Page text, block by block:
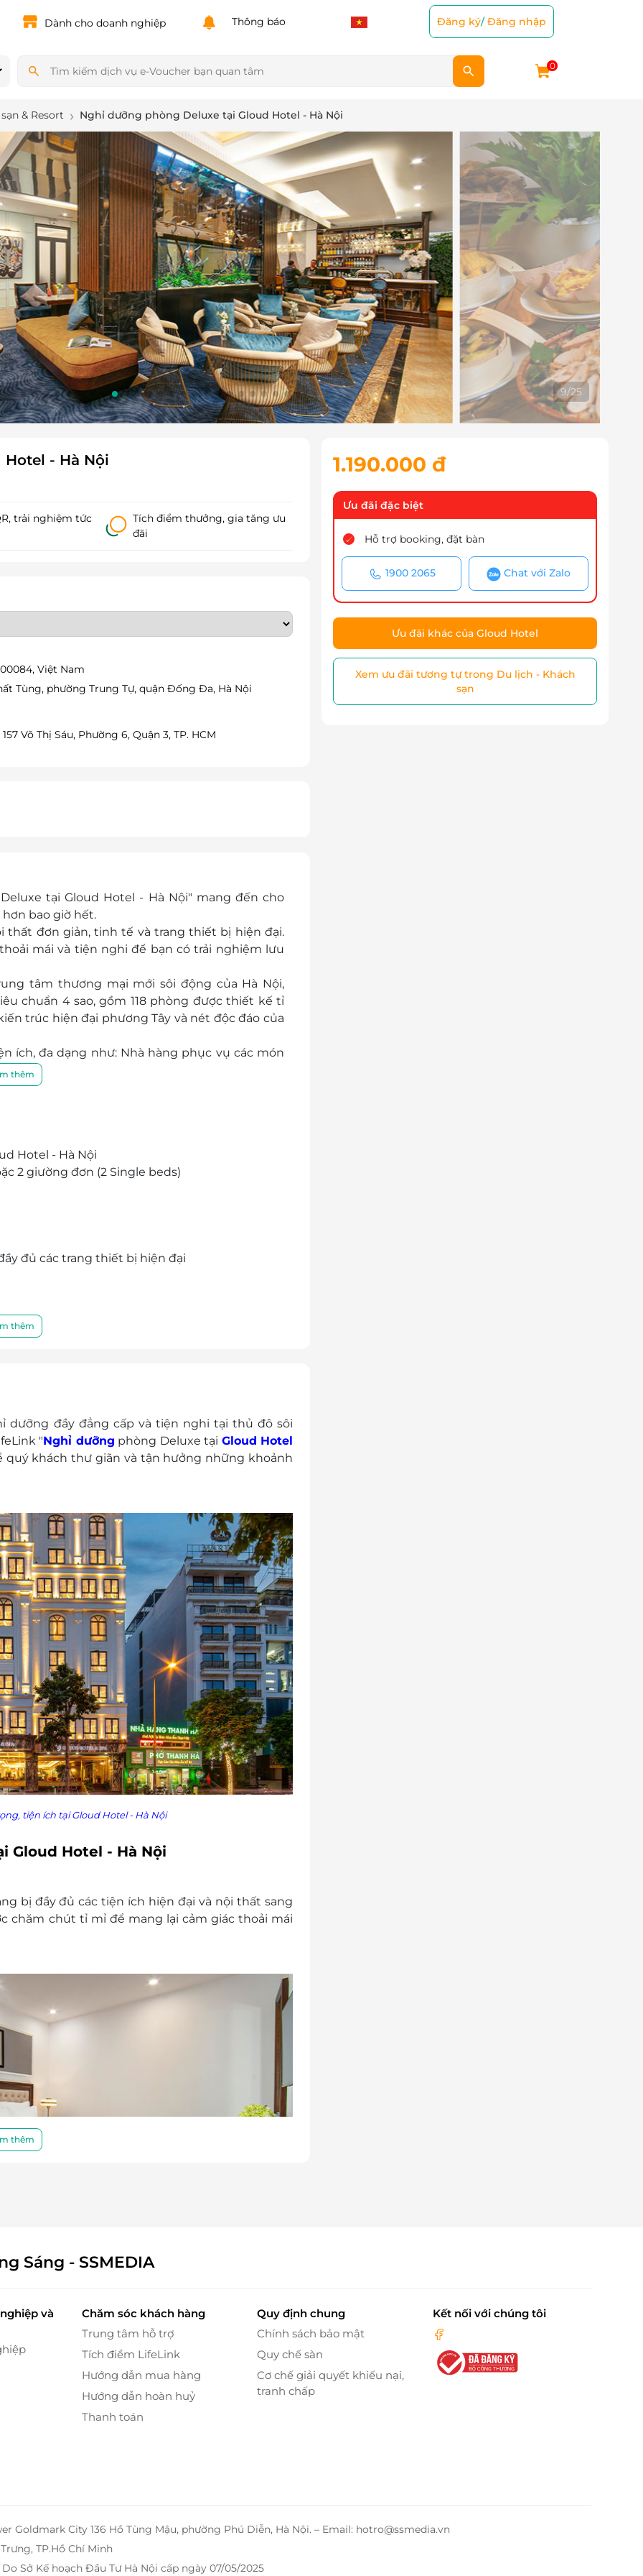
Dành cho doanh nghiệp Thông báo Đăng ký/Đăng nhập
0
& Resort Nghỉ dưỡng phòng Deluxe tại Gloud Hotel - Hà Nội
9/25
- Hà Nội
trải nghiệm tức
Tích điểm thưởng, gia tăng ưu
đãi
Việt Nam
Tùng, phường Trung Tự, quận Đống Đa, Hà Nội
Võ Thị Sáu, Phường 6, Quận 3, TP. HCM
tại Gloud Hotel - Hà Nội" mang đến cho
bao giờ hết.
thất đơn giản, tinh tế và trang thiết bị hiện đại.
mái và tiện nghi để bạn có trải nghiệm lưu
tâm thương mại mới sôi động của Hà Nội,
chuẩn 4 sao, gồm 118 phòng được thiết kế tỉ
trúc hiện đại phương Tây và nét độc đáo của
ích, đa dạng như: Nhà hàng phục vụ các món
tế, quầy bar với các loại đồ uống đặc biệt và
trọng, Gloud Hotel hứa hẹn mang lại cho du
đô Hà Nội.
thêm
Hotel - Hà Nội
2 giường đơn (2 Single beds)
đủ các trang thiết bị hiện đại
chi phí phát sinh khác
VNĐ/bé/đêm
lớn
đêm
trú (tùy tình trạng phòng). Giai đoạn cao điểm
Trước 12h00
vào tình trạng phòng và có thể sẽ phụ thu
1900 2065 / 0702 804 262
để đảm bảo quyền lợi vui lòng liên hệ với
nâng cấp hạng phòng, các khoản phụ thu
nhưng chưa liên hệ với LifeLink, chúng tôi
vụ LifeLink
lưu trú 100% voucher. Không hủy, hoàn, thay
E-Coupon
đổi thành tiền mặt, không trả lại tiền thừa
khuyến mại khác.
thêm
đầy đẳng cấp và tiện nghi tại thủ đô sôi
"Nghỉ dưỡng phòng Deluxe tại Gloud Hotel
quý khách thư giãn và tận hưởng những khoảnh
tiện ích tạiGloud Hotel - Hà Nội
Gloud Hotel - Hà Nội
bị đầy đủ các tiện ích hiện đại và nội thất sang
chăm chút tỉ mỉ để mang lại cảm giác thoải mái
thêm
1.190.000 đ
Ưu đãi đặc biệt
Hỗ trợ booking, đặt bàn
1900 2065 Chat với Zalo
Ưu đãi khác của Gloud Hotel
Xem ưu đãi tương tự trong Du lịch - Khách
sạn
Sáng - SSMEDIA
và
Chăm sóc khách hàng
Trung tâm hỗ trợ
Tích điểm LifeLink
Hướng dẫn mua hàng
Hướng dẫn hoàn huỷ
Thanh toán
Quy định chung
Chính sách bảo mật
Quy chế sàn
Cơ chế giải quyết khiếu nại,
tranh chấp
Kết nối với chúng tôi
Goldmark City 136 Hồ Tùng Mậu, phường Phú Diễn, Hà Nội. – Email: hotro@ssmedia.vn
TP.Hồ Chí Minh
Sở Kế hoạch Đầu Tư Hà Nội cấp ngày 07/05/2025